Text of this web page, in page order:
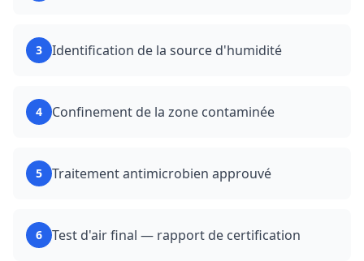
3 Identification de la source d'humidité
4 Confinement de la zone contaminée
5 Traitement antimicrobien approuvé
6 Test d'air final — rapport de certification